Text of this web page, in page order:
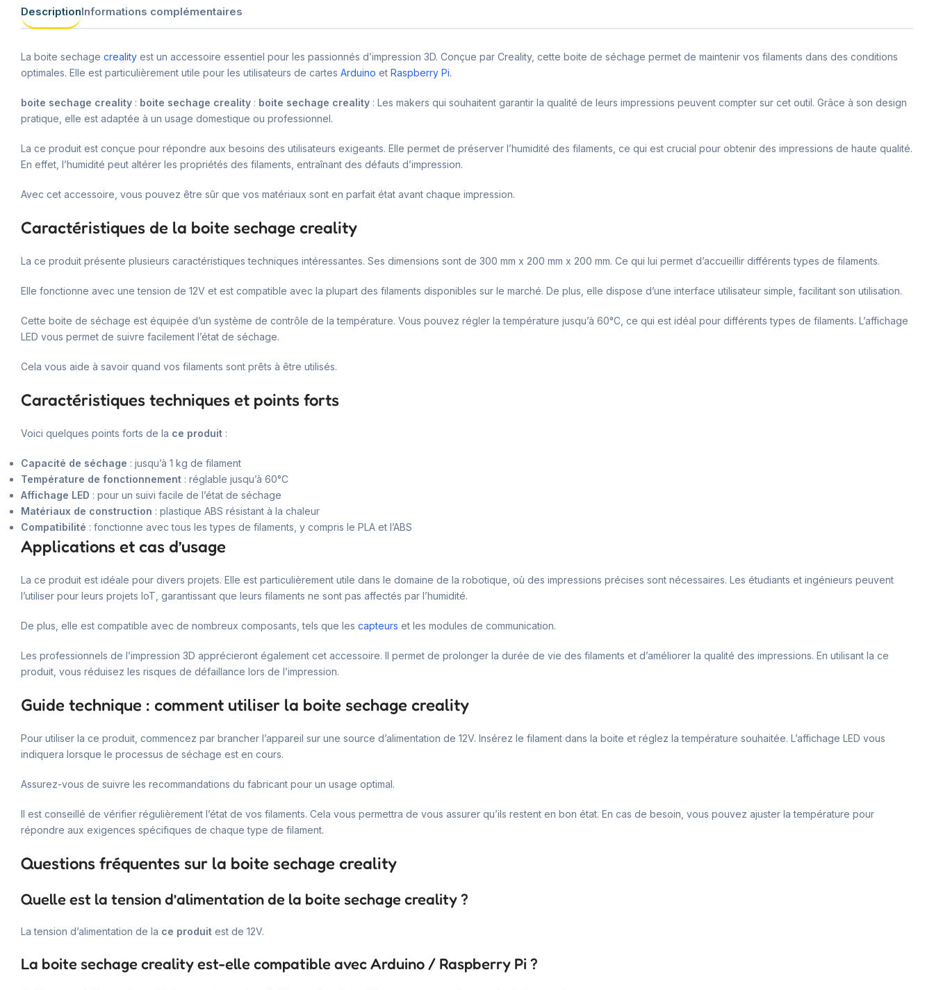
DescriptionInformations complémentaires
La boite sechage creality est un accessoire essentiel pour les passionnés d’impression 3D. Conçue par Creality, cette boite de séchage permet de maintenir vos filaments dans des conditions
optimales. Elle est particulièrement utile pour les utilisateurs de cartes Arduino et Raspberry Pi.
boite sechage creality : boite sechage creality : boite sechage creality : Les makers qui souhaitent garantir la qualité de leurs impressions peuvent compter sur cet outil. Grâce à son design
pratique, elle est adaptée à un usage domestique ou professionnel.
La ce produit est conçue pour répondre aux besoins des utilisateurs exigeants. Elle permet de préserver l’humidité des filaments, ce qui est crucial pour obtenir des impressions de haute qualité.
En effet, l’humidité peut altérer les propriétés des filaments, entraînant des défauts d’impression.
Avec cet accessoire, vous pouvez être sûr que vos matériaux sont en parfait état avant chaque impression.
Caractéristiques de la boite sechage creality
La ce produit présente plusieurs caractéristiques techniques intéressantes. Ses dimensions sont de 300 mm x 200 mm x 200 mm. Ce qui lui permet d’accueillir différents types de filaments.
Elle fonctionne avec une tension de 12V et est compatible avec la plupart des filaments disponibles sur le marché. De plus, elle dispose d’une interface utilisateur simple, facilitant son utilisation.
Cette boite de séchage est équipée d’un système de contrôle de la température. Vous pouvez régler la température jusqu’à 60°C, ce qui est idéal pour différents types de filaments. L’affichage
LED vous permet de suivre facilement l’état de séchage.
Cela vous aide à savoir quand vos filaments sont prêts à être utilisés.
Caractéristiques techniques et points forts
Voici quelques points forts de la ce produit :
Capacité de séchage : jusqu’à 1 kg de filament
Température de fonctionnement : réglable jusqu’à 60°C
Affichage LED : pour un suivi facile de l’état de séchage
Matériaux de construction : plastique ABS résistant à la chaleur
Compatibilité : fonctionne avec tous les types de filaments, y compris le PLA et l’ABS
Applications et cas d’usage
La ce produit est idéale pour divers projets. Elle est particulièrement utile dans le domaine de la robotique, où des impressions précises sont nécessaires. Les étudiants et ingénieurs peuvent
l’utiliser pour leurs projets IoT, garantissant que leurs filaments ne sont pas affectés par l’humidité.
De plus, elle est compatible avec de nombreux composants, tels que les capteurs et les modules de communication.
Les professionnels de l’impression 3D apprécieront également cet accessoire. Il permet de prolonger la durée de vie des filaments et d’améliorer la qualité des impressions. En utilisant la ce
produit, vous réduisez les risques de défaillance lors de l’impression.
Guide technique : comment utiliser la boite sechage creality
Pour utiliser la ce produit, commencez par brancher l’appareil sur une source d’alimentation de 12V. Insérez le filament dans la boite et réglez la température souhaitée. L’affichage LED vous
indiquera lorsque le processus de séchage est en cours.
Assurez-vous de suivre les recommandations du fabricant pour un usage optimal.
Il est conseillé de vérifier régulièrement l’état de vos filaments. Cela vous permettra de vous assurer qu’ils restent en bon état. En cas de besoin, vous pouvez ajuster la température pour
répondre aux exigences spécifiques de chaque type de filament.
Questions fréquentes sur la boite sechage creality
Quelle est la tension d’alimentation de la boite sechage creality ?
La tension d’alimentation de la ce produit est de 12V.
La boite sechage creality est-elle compatible avec Arduino / Raspberry Pi ?